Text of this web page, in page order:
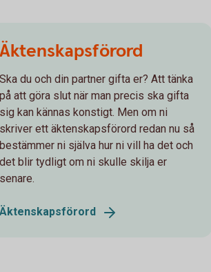
Äktenskapsförord
Ska du och din partner gifta er? Att tänka
på att göra slut när man precis ska gifta
sig kan kännas konstigt. Men om ni
skriver ett äktenskapsförord redan nu så
bestämmer ni själva hur ni vill ha det och
det blir tydligt om ni skulle skilja er
senare.
Äktenskapsförord